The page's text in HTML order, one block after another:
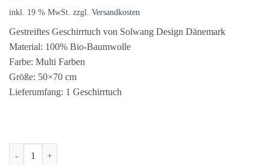
inkl. 19 % MwSt. zzgl. Versandkosten
Gestreiftes Geschirrtuch von Solwang Design Dänemark
Material: 100% Bio-Baumwolle
Farbe: Multi Farben
Größe: 50×70 cm
Lieferumfang: 1 Geschirrtuch